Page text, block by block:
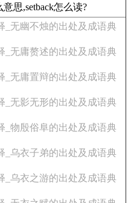
思,setback怎么读?
_无幽不烛的出处及成语典
_无庸赘述的出处及成语典
_无庸置辩的出处及成语典
_无影无形的出处及成语典
_物殷俗阜的出处及成语典
_乌衣子弟的出处及成语典
_乌衣之游的出处及成语典